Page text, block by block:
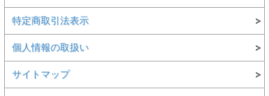
特定商取引法表示
個人情報の取扱い
サイトマップ